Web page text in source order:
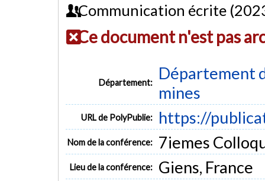
Communication écrite
Ce document n'est pas
Département:
Département
mines
URL de PolyPublie: https://
Nom de la conférence: 7iemes
Lieu de la conférence: Giens, France